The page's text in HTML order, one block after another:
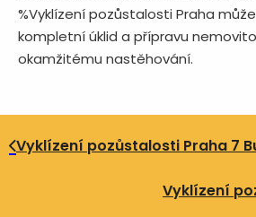
%Vyklízení pozůstalosti Praha
kompletní úklid a přípravu
okamžitému nastěhování.
Vyklízení pozůstalosti Praha 7
Vyklízení